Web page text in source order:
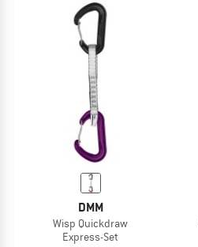
DMM
Wisp Quickdraw
Express-Set